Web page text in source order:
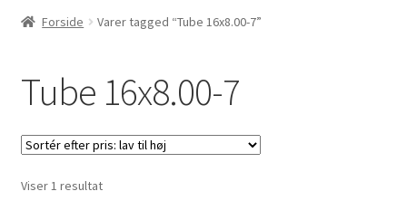
Karting
Forside Varer tagged “Tube 16x8.00-7”
Tube 16x8.00-7
Viser 1 resultat